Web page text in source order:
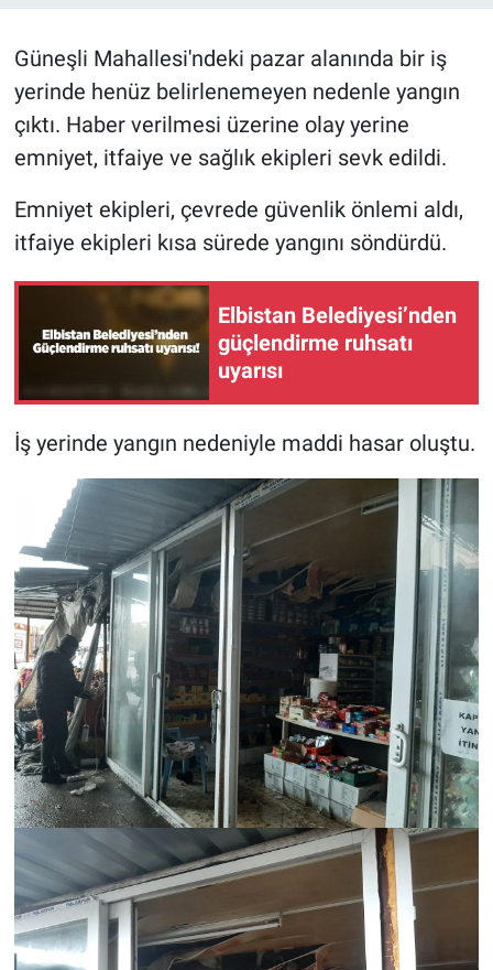
Güneşli Mahallesi'ndeki pazar alanında bir iş
yerinde henüz belirlenemeyen nedenle yangın
çıktı. Haber verilmesi üzerine olay yerine
emniyet, itfaiye ve sağlık ekipleri sevk edildi.
Emniyet ekipleri, çevrede güvenlik önlemi aldı,
itfaiye ekipleri kısa sürede yangını söndürdü.
Elbistan Belediyesi’nden
güçlendirme ruhsatı
uyarısı
İş yerinde yangın nedeniyle maddi hasar oluştu.
BİLİM VE TEKNOLOJİ
Güvenlik